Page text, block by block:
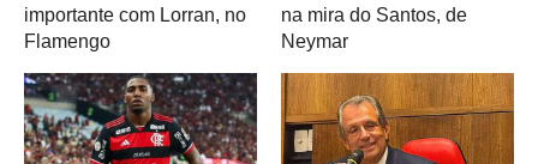
importante com Lorran, no
Flamengo
na mira do Santos, de
Neymar